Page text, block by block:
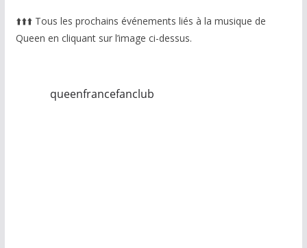
⬆️⬆️⬆️ Tous les prochains événements liés à la musique de
Queen en cliquant sur l’image ci-dessus.
queenfrancefanclub